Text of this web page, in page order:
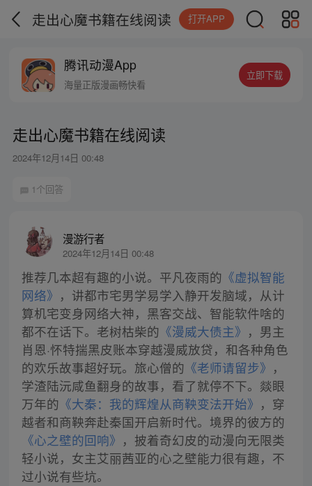
走出心魔书籍在线阅读 打开APP
腾讯动漫App
海量正版漫画畅快看
立即下载
走出心魔书籍在线阅读
2024年12月14日 00:48
1个回答
漫游行者
2024年12月14日 00:48
推荐几本超有趣的小说。平凡夜雨的 《虚拟智能
网络》 ，讲都市宅男学易学入静开发脑域，从计
算机宅变身网络大神，黑客交战、智能软件啥的
都不在话下。老树枯柴的 《漫威大债主》 ，男主
肖恩·怀特揣黑皮账本穿越漫威放贷，和各种角色
的欢乐故事超好玩。旅心僧的 《老师请留步》 ，
学渣陆沅咸鱼翻身的故事，看了就停不下。燚眼
万年的 《大秦：我的辉煌从商鞅变法开始》 ，穿
越者和商鞅奔赴秦国开启新时代。境界的彼方的
《心之壁的回响》 ，披着奇幻皮的动漫向无限类
轻小说，女主艾丽茜亚的心之壁能力很有趣，不
过小说有些坑。